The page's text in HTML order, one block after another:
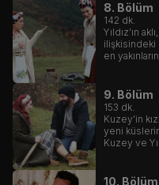
8. Bölüm
142 dk.
Yıldız’ın
ilişkisindeki
en
9. Bölüm
153 dk.
Kuzey’in
yeni
Kuzey ve
10. Bölüm